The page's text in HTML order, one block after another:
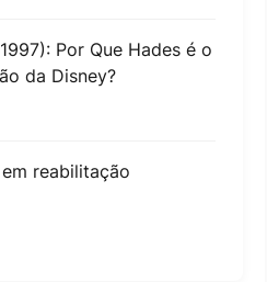
Por Que Hades é o
da Disney?
reabilitação